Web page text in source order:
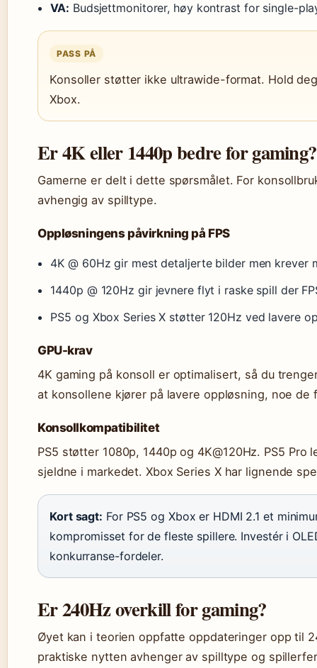
VA: Budsjettmonitorer, høy kontrast for single-
PASS PÅ
Konsoller støtter ikke ultrawide-format. Hold
Xbox.
Er 4K eller 1440p bedre for gaming?
Gamerne er delt i dette spørsmålet. For
avhengig av spilltype.
Oppløsningens påvirkning på FPS
4K @ 60Hz gir mest detaljerte bilder men krever
1440p @ 120Hz gir jevnere flyt i raske spill der
PS5 og Xbox Series X støtter 120Hz ved lavere
GPU-krav
4K gaming på konsoll er optimalisert, så du
at konsollene kjører på lavere oppløsning, noe
Konsollkompatibilitet
PS5 støtter 1080p, 1440p og 4K@120Hz. PS5
sjeldne i markedet. Xbox Series X har lignende
Kort sagt: For PS5 og Xbox er HDMI 2.1 et
kompromisset for de fleste spillere. Investér i
konkurranse-fordeler.
Er 240Hz overkill for gaming?
Øyet kan i teorien oppfatte oppdateringer opp til
praktiske nytten avhenger av spilltype og